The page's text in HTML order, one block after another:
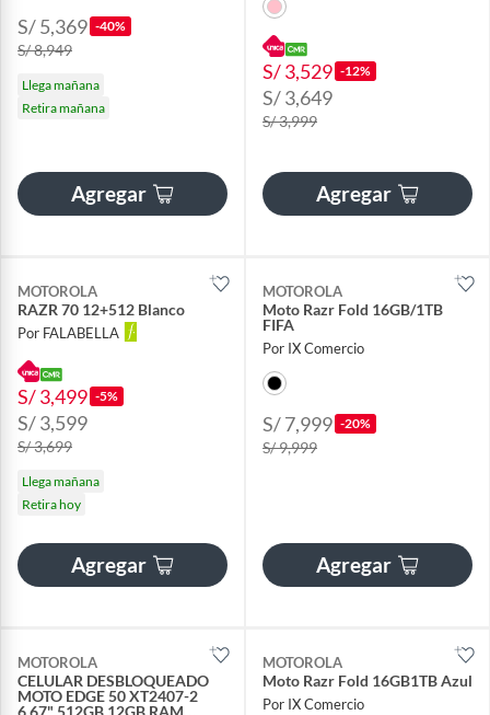
S/ 5,369 -40%
S/ 8,949
Llega mañana
Retira mañana
Agregar
S/ 3,529 -12%
S/ 3,649
S/ 3,999
Agregar
MOTOROLA
RAZR 70 12+512 Blanco
Por FALABELLA
S/ 3,499 -5%
S/ 3,599
S/ 3,699
Llega mañana
Retira hoy
Agregar
MOTOROLA
Moto Razr Fold 16GB/1TB
FIFA
Por IX Comercio
S/ 7,999 -20%
S/ 9,999
Agregar
MOTOROLA
CELULAR DESBLOQUEADO
MOTO EDGE 50 XT2407-2
6.67" 512GB 12GB RAM
MOTOROLA
Moto Razr Fold 16GB1TB Azul
Por IX Comercio